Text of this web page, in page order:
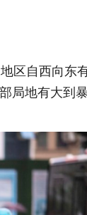
区自西向东
局地有大到暴